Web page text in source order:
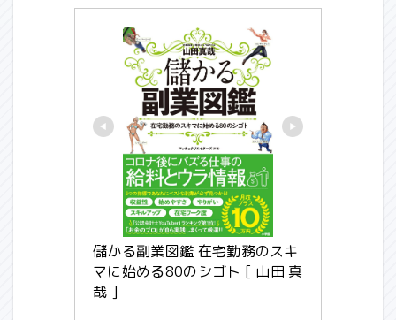
儲かる副業図鑑 在宅勤務のスキ
マに始める80のシゴト [ 山田 真
哉 ]